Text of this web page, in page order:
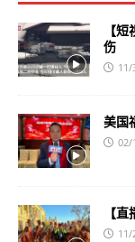
【
伤
11/
美国
02/
【
11/